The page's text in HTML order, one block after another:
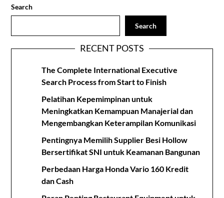
Search
Search
RECENT POSTS
The Complete International Executive
Search Process from Start to Finish
Pelatihan Kepemimpinan untuk
Meningkatkan Kemampuan Manajerial dan
Mengembangkan Keterampilan Komunikasi
Pentingnya Memilih Supplier Besi Hollow
Bersertifikat SNI untuk Keamanan Bangunan
Perbedaan Harga Honda Vario 160 Kredit
dan Cash